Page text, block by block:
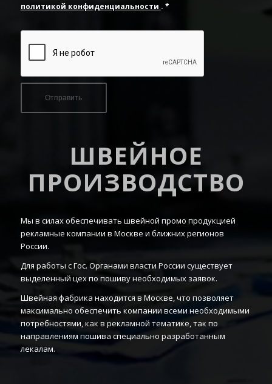
политикой конфиденциальности . *
ШВЕЙНОЕ
ПРОИЗВОДСТВО
Мы в силах обеспечивать швейной промо продукцией
рекламные компании в Москве и ближних регионов
России.
Для работы с Гос. Органами власти России существует
выделенный цех по пошиву необходимых заявок.
Швейная фабрика находится в Москве, что позволяет
максимально обеспечить компании всеми необходимыми
потребностями, как в рекламной тематике, так по
направлениям пошива специально разработанным
лекалам.